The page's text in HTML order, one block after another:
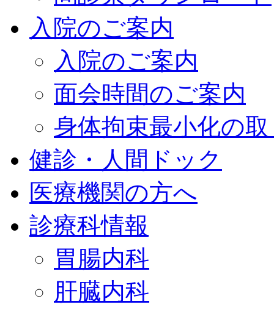
入院のご案内
入院のご案内
面会時間のご案内
身体拘束最小化の
健診・人間ドック
医療機関の方へ
診療科情報
胃腸内科
肝臓内科